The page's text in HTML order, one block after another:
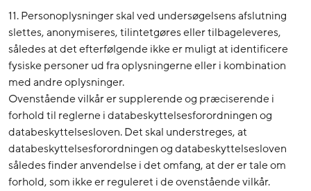
11. Personoplysninger skal ved undersøgelsens afslutning
slettes, anonymiseres, tilintetgøres eller tilbageleveres,
således at det efterfølgende ikke er muligt at identificere
fysiske personer ud fra oplysningerne eller i kombination
med andre oplysninger.
Ovenstående vilkår er supplerende og præciserende i
forhold til reglerne i databeskyttelsesforordningen og
databeskyttelsesloven. Det skal understreges, at
databeskyttelsesforordningen og databeskyttelsesloven
således finder anvendelse i det omfang, at der er tale om
forhold, som ikke er reguleret i de ovenstående vilkår.